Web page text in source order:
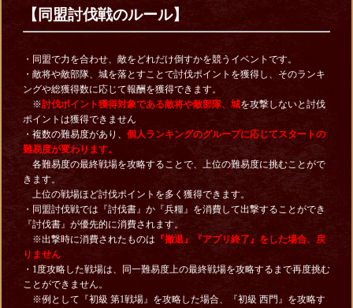
【同盟討伐戦のルール】
・同盟で力を合わせ、敵をどれだけ倒すかを競うイベントです。
・敵将や敵部隊、城を落とすことで討伐ポイントを獲得し、そのランキ
ングや総獲得数に応じて報酬を獲得できます。
※討伐ポイント獲得対象である敵将や敵部隊、城を攻撃しないと討伐
ポイントは獲得できません
・複数の難易度があり、 個人ランキングのグループに応じてスタートの
難易度が変わります。
各難易度の最終戦場を攻略することで、上位の難易度に挑むことがで
きます。
上位の戦場ほど討伐ポイントを多く獲得できます。
・同盟討伐戦では『討伐書』か『兵糧』を消費して出撃することができ
『討伐書』が優先的に消費されます。
※出撃時に消費されたものは 『撤退』『アプリ終了』をした場合、戻
りません
・1度攻略した戦場は、同一難易度上の最終戦場を攻略するまで再度挑む
ことができません。
※例として『初級 第1戦場』を攻略した場合、『初級 西門』を攻略す